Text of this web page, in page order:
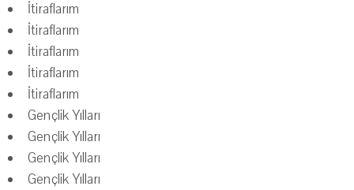
İtiraflarım
İtiraflarım
İtiraflarım
İtiraflarım
İtiraflarım
Gençlik Yılları
Gençlik Yılları
Gençlik Yılları
Gençlik Yılları